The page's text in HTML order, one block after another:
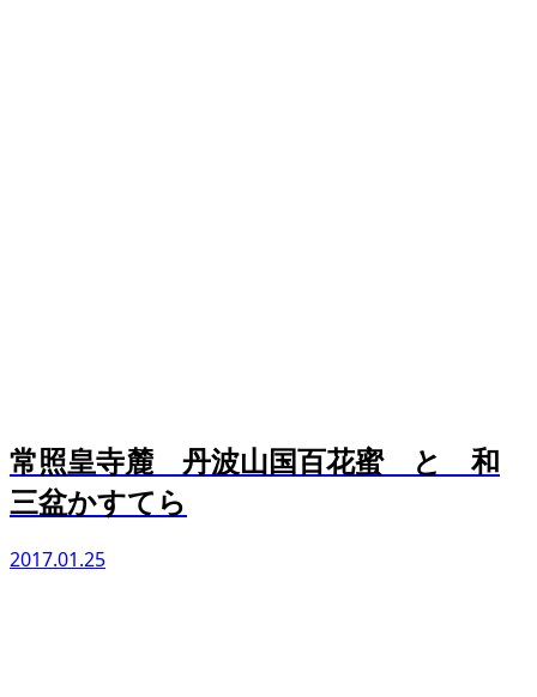
常照皇寺麓 丹波山国百花蜜 と 和
三盆かすてら
2017.01.25